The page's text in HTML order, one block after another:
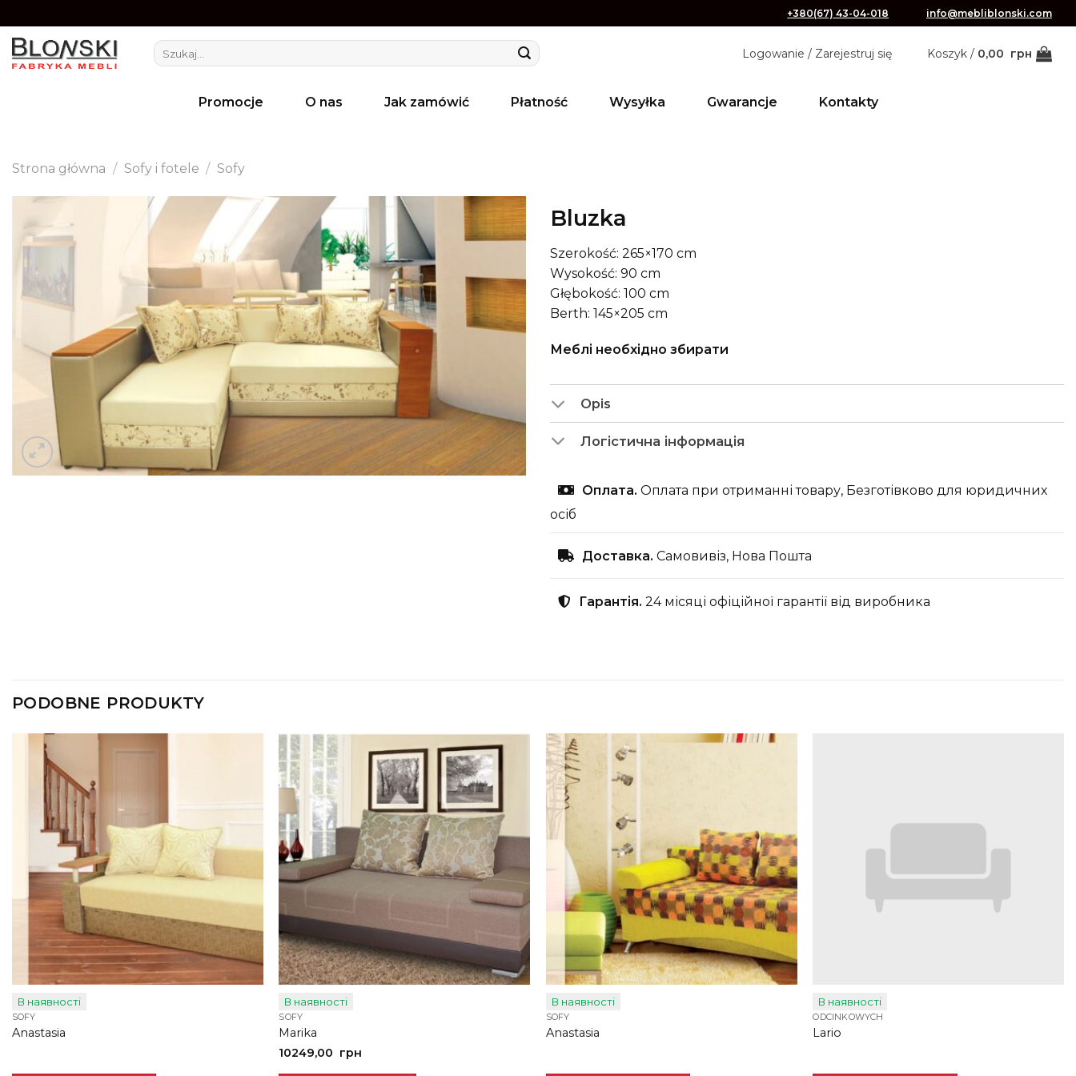
to
content
+380(67) 43-04-018 info@mebliblonski.com
Szukaj: Logowanie / Zarejestruj się Koszyk / 0,00 грн
Promocje O nas Jak zamówić Płatność Wysyłka Gwarancje Kontakty
Strona główna / Sofy i fotele / Sofy
Bluzka
Szerokość: 265×170 cm
Wysokość: 90 cm
Głębokość: 100 cm
Berth: 145×205 cm
Меблі необхідно збирати
Opis
Логістична інформація
Оплата. Оплата при отриманні товару, Безготівково для юридичних
осіб
Доставка. Самовивіз, Нова Пошта
Гарантія. 24 місяці офіційної гарантії від виробника
PODOBNE PRODUKTY
В наявності
SOFY
Anastasia
В наявності
SOFY
Marika
10249,00 грн
В наявності
SOFY
Anastasia
В наявності
ODCINKOWYCH
Lario